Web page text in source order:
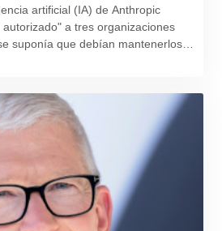
PKR 320.014324
PLN 4.299905
PYG 6853.914834
RSD 117.338542
RUB 94.338828
RWF 1694.978938
SAR 4.345489
SBD 9.325039
SCR 16.705092
SDG 694.263698
SEK 10.961095
artificial (IA) de Anthropic
a tres organizaciones
suponía que debían mantenerlos
"del mundo real", informó la